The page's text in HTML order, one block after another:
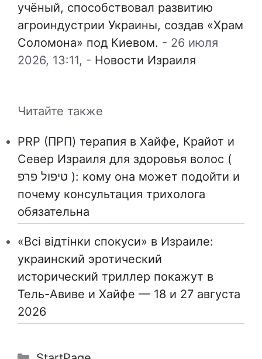
учёный, способствовал развитию
агроиндустрии Украины, создав «Храм
Соломона» под Киевом. - 26 июля
2026, 13:11, - Новости Израиля
Читайте также
PRP (ПРП) терапия в Хайфе, Крайот и
Север Израиля для здоровья волос (
טיפול פרפ ): кому она может подойти и
почему консультация трихолога
обязательна
«Всі відтінки спокуси» в Израиле:
украинский эротический
исторический триллер покажут в
Тель-Авиве и Хайфе — 18 и 27 августа
2026
Рубрики